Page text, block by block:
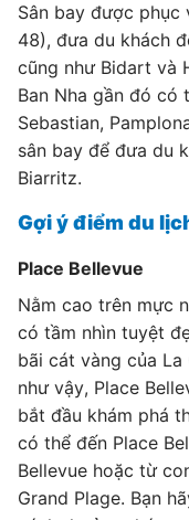
Sân bay được
48), đưa du khách
cũng như Bidart và
Ban Nha gần đó có
Sebastian,
sân bay để đưa du
Biarritz.
Gợi ý điểm du
Place Bellevue
Nằm cao trên mực
có tầm nhìn tuyệt
bãi cát vàng của
như vậy, Place
bắt đầu khám phá
có thể đến Place
Bellevue hoặc từ
Grand Plage. Bạn